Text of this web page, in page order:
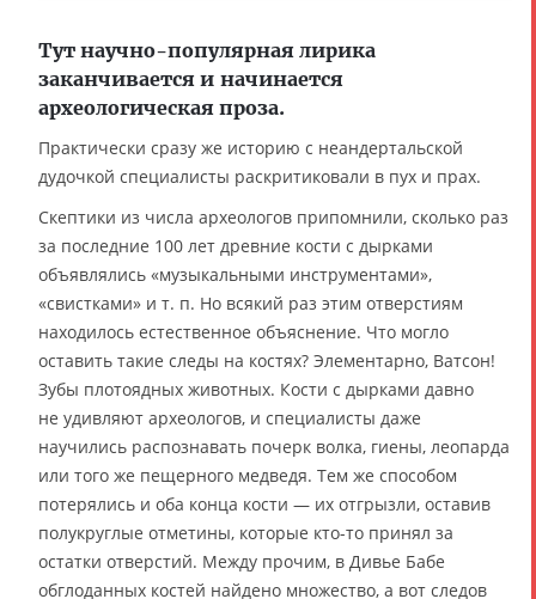
Тут научно-популярная лирика
заканчивается и начинается
археологическая проза.
Практически сразу же историю с неандертальской
дудочкой специалисты раскритиковали в пух и прах.
Скептики из числа археологов припомнили, сколько раз
за последние 100 лет древние кости с дырками
объявлялись «музыкальными инструментами»,
«свистками» и т. п. Но всякий раз этим отверстиям
находилось естественное объяснение. Что могло
оставить такие следы на костях? Элементарно, Ватсон!
Зубы плотоядных животных. Кости с дырками давно
не удивляют археологов, и специалисты даже
научились распознавать почерк волка, гиены, леопарда
или того же пещерного медведя. Тем же способом
потерялись и оба конца кости — их отгрызли, оставив
полукруглые отметины, которые кто-то принял за
остатки отверстий. Между прочим, в Дивье Бабе
обглоданных костей найдено множество, а вот следов